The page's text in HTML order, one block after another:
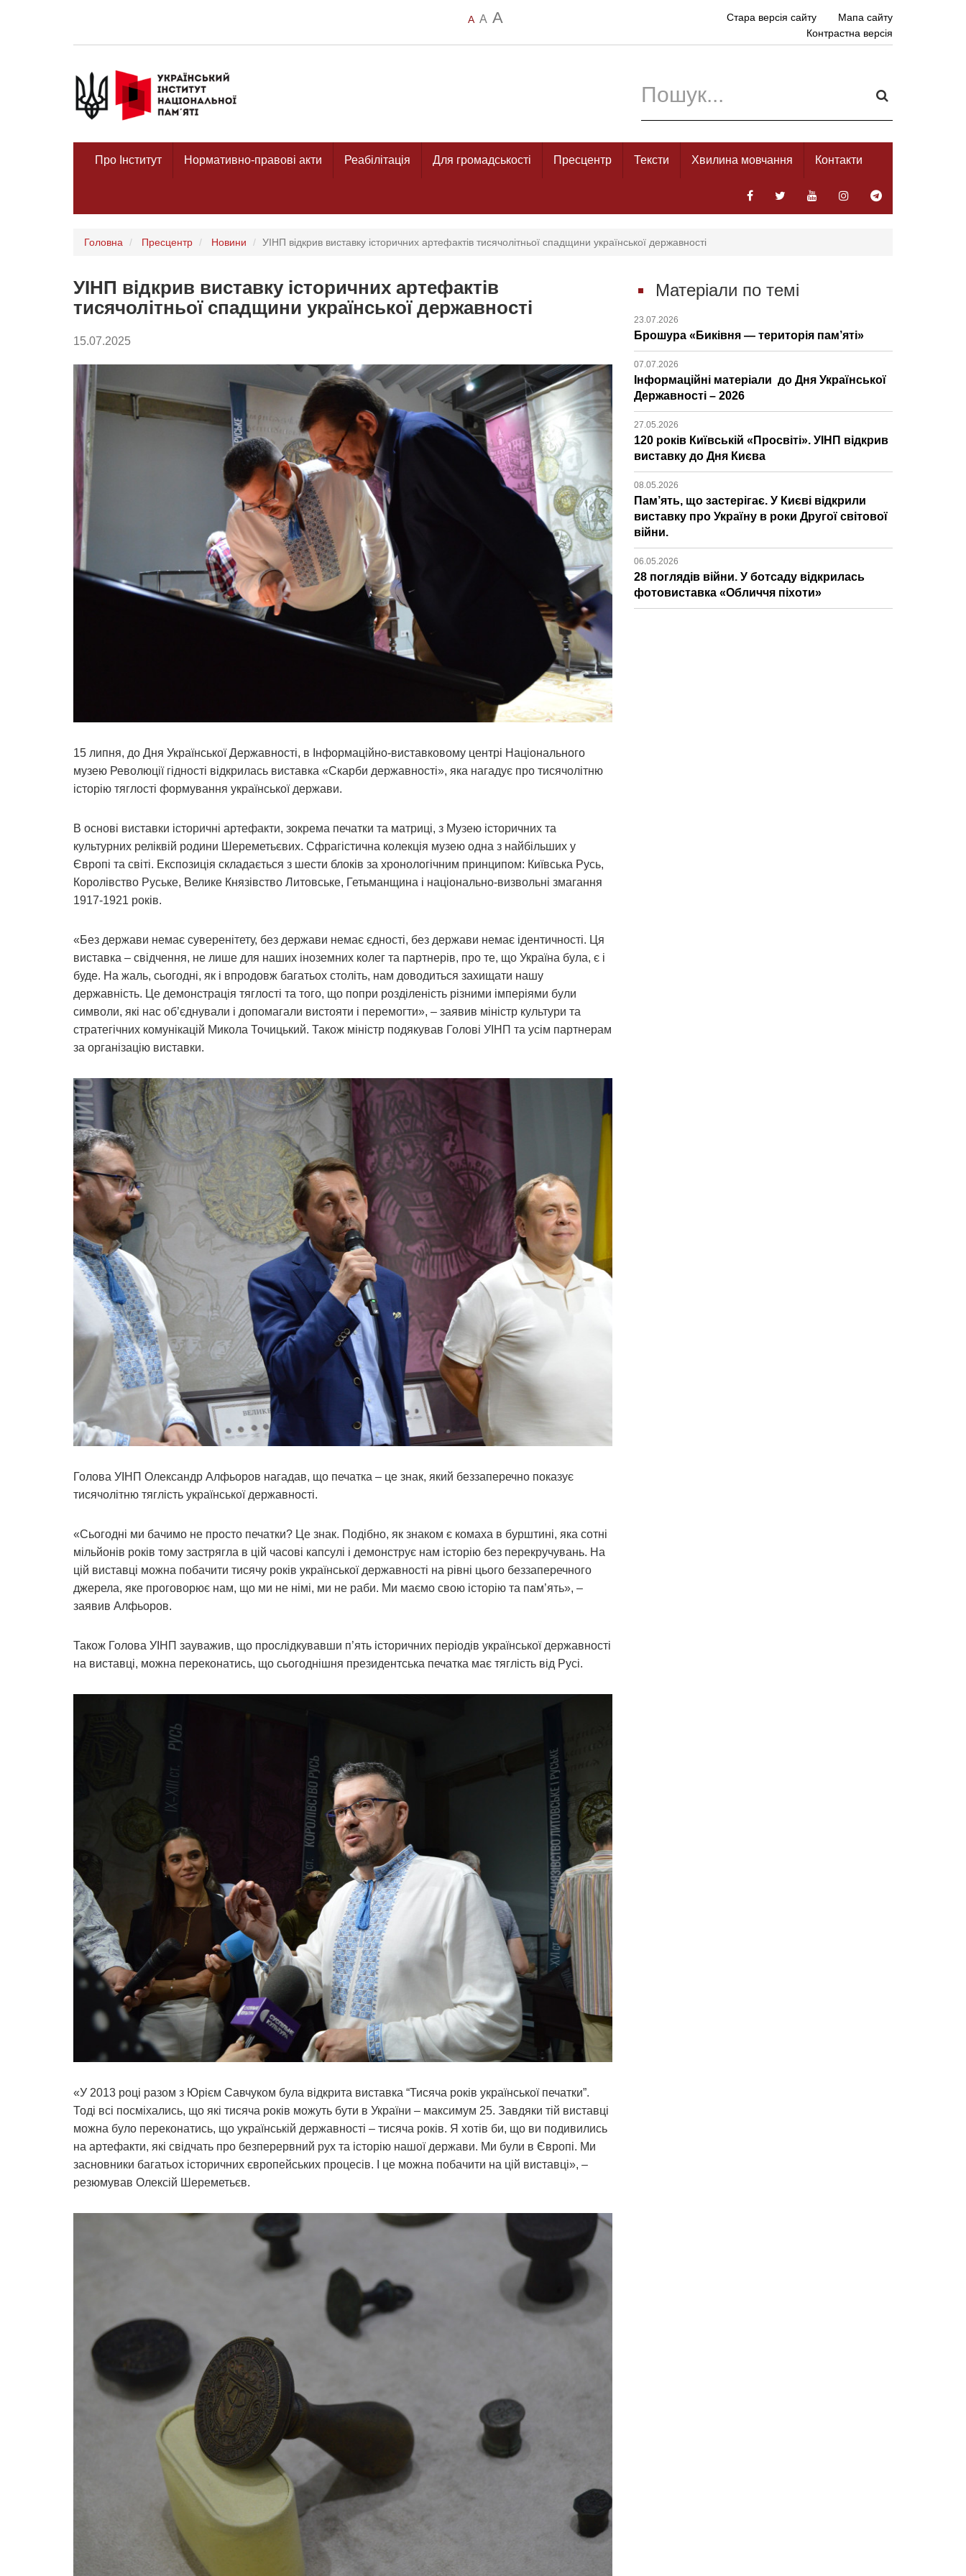
A A A Стара версія сайту
Мапа сайту
Контрастна версія
Про Інститут Нормативно-правові акти Реабілітація Для громадськості Пресцентр Тексти Хвилина мовчання Контакти
Головна Пресцентр Новини УІНП відкрив виставку історичних артефактів тисячолітньої спадщини української державності
УІНП відкрив виставку історичних артефактів
тисячолітньої спадщини української державності
15.07.2025
15 липня, до Дня Української Державності, в Інформаційно-виставковому центрі Національного
музею Революції гідності відкрилась виставка «Скарби державності», яка нагадує про тисячолітню
історію тяглості формування української держави.
В основі виставки історичні артефакти, зокрема печатки та матриці, з Музею історичних та
культурних реліквій родини Шереметьєвих. Сфрагістична колекція музею одна з найбільших у
Європі та світі. Експозиція складається з шести блоків за хронологічним принципом: Київська Русь,
Королівство Руське, Велике Князівство Литовське, Гетьманщина і національно-визвольні змагання
1917-1921 років.
«Без держави немає суверенітету, без держави немає єдності, без держави немає ідентичності. Ця
виставка – свідчення, не лише для наших іноземних колег та партнерів, про те, що Україна була, є і
буде. На жаль, сьогодні, як і впродовж багатьох століть, нам доводиться захищати нашу
державність. Це демонстрація тяглості та того, що попри розділеність різними імперіями були
символи, які нас об’єднували і допомагали вистояти і перемогти», – заявив міністр культури та
стратегічних комунікацій Микола Точицький. Також міністр подякував Голові УІНП та усім партнерам
за організацію виставки.
Голова УІНП Олександр Алфьоров нагадав, що печатка – це знак, який беззаперечно показує
тисячолітню тяглість української державності.
«Сьогодні ми бачимо не просто печатки? Це знак. Подібно, як знаком є комаха в бурштині, яка сотні
мільйонів років тому застрягла в цій часові капсулі і демонструє нам історію без перекручувань. На
цій виставці можна побачити тисячу років української державності на рівні цього беззаперечного
джерела, яке проговорює нам, що ми не німі, ми не раби. Ми маємо свою історію та пам’ять», –
заявив Алфьоров.
Також Голова УІНП зауважив, що прослідкувавши п’ять історичних періодів української державності
на виставці, можна переконатись, що сьогоднішня президентська печатка має тяглість від Русі.
«У 2013 році разом з Юрієм Савчуком була відкрита виставка “Тисяча років української печатки”.
Тоді всі посміхались, що які тисяча років можуть бути в України – максимум 25. Завдяки тій виставці
можна було переконатись, що українській державності – тисяча років. Я хотів би, що ви подивились
на артефакти, які свідчать про безперервний рух та історію нашої держави. Ми були в Європі. Ми
засновники багатьох історичних європейських процесів. І це можна побачити на цій виставці», –
резюмував Олексій Шереметьєв.
Матеріали по темі
23.07.2026
Брошура «Биківня — територія пам’яті»
07.07.2026
Інформаційні матеріали до Дня Української
Державності – 2026
27.05.2026
120 років Київській «Просвіті». УІНП відкрив
виставку до Дня Києва
08.05.2026
Пам’ять, що застерігає. У Києві відкрили
виставку про Україну в роки Другої світової
війни.
06.05.2026
28 поглядів війни. У ботсаду відкрилась
фотовиставка «Обличчя піхоти»